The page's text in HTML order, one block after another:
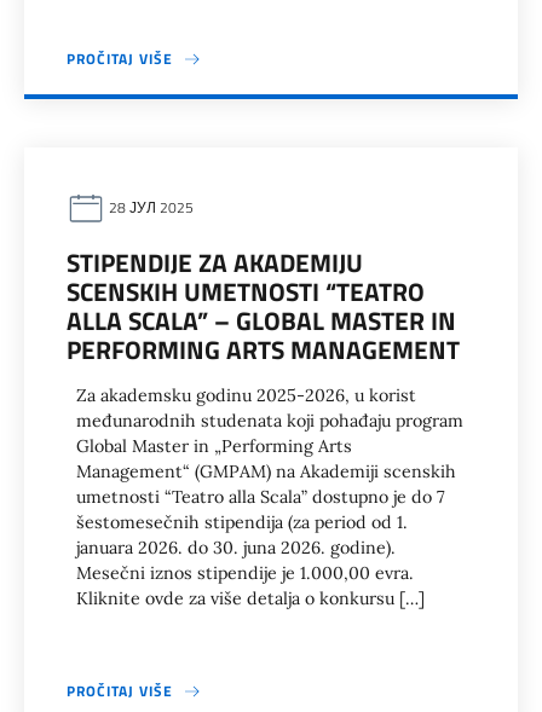
PROČITAJ VIŠE
28 ЈУЛ 2025
STIPENDIJE ZA AKADEMIJU
SCENSKIH UMETNOSTI “TEATRO
ALLA SCALA” – GLOBAL MASTER IN
PERFORMING ARTS MANAGEMENT
Za akademsku godinu 2025-2026, u korist
međunarodnih studenata koji pohađaju program
Global Master in „Performing Arts
Management“ (GMPAM) na Akademiji scenskih
umetnosti “Teatro alla Scala” dostupno je do 7
šestomesečnih stipendija (za period od 1.
januara 2026. do 30. juna 2026. godine).
Mesečni iznos stipendije je 1.000,00 evra.
Kliknite ovde za više detalja o konkursu […]
PROČITAJ VIŠE